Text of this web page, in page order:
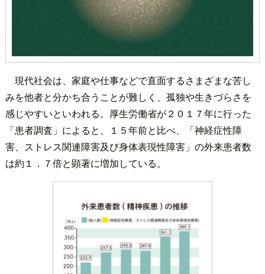
現代社会は、家庭や仕事などで直面するさまざまな苦し
みを他者と分かち合うことが難しく、孤独や生きづらさを
感じやすいといわれる。厚生労働省が２０１７年に行った
「患者調査」によると、１５年前と比べ、「神経症性障
害、ストレス関連障害及び身体表現性障害」の外来患者数
は約１．７倍と顕著に増加している。